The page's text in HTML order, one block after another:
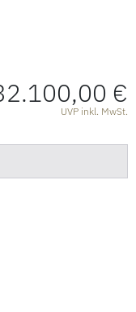
€
UVP inkl. MwSt.